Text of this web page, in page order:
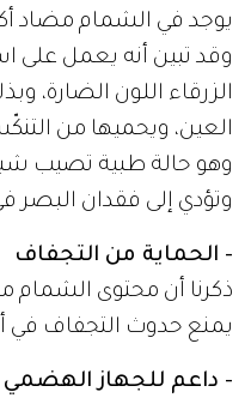
يوجد في الشمام مضاد
وقد تبين أنه يعمل على
الزرقاء اللون الضارة،
العين، ويحميها من
وهو حالة طبية تصيب
وتؤدي إلى فقدان البصر
- الحماية من التجفاف
يمنع حدوث التجفاف في
- داعم للجهاز الهضمي